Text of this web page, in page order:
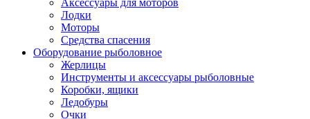
Аксессуары для моторов
Лодки
Моторы
Средства спасения
Оборудование рыболовное
Жерлицы
Инструменты и аксессуары рыболовные
Коробки, ящики
Ледобуры
Очки